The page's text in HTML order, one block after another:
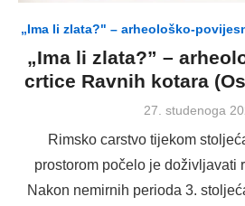
„Ima li zlata?" – arheološko-
„Ima li zlata?” –
crtice Ravnih kotara
Posted
27. studenoga
Rimsko carstvo tijekom
prostorom počelo je doživljavati
Nakon nemirnih perioda 3.